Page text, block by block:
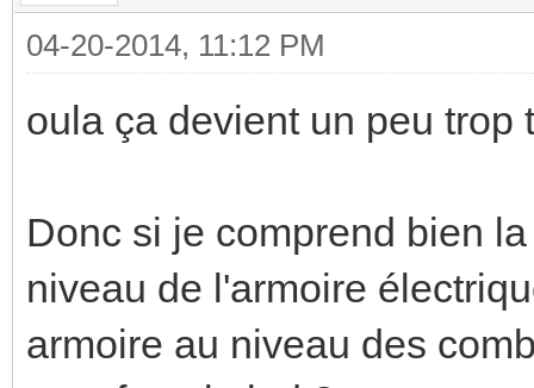
04-20-2014, 11:12 PM
oula ça devient un peu trop
Donc si je comprend bien
niveau de l'armoire
armoire au niveau des